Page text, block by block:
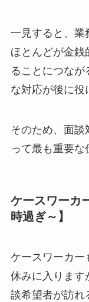
一見すると、業
ほとんどが金銭
ることにつな
な対応が後に役
そのため、面談
って最も重要な
ケースワーカ
時過ぎ～】
ケースワーカー
休みに入ります
談希望者が訪れ